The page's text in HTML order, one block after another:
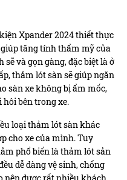
Xpander 2024 thiết thực
tăng tính thẩm mỹ của
và gọn gàng, đặc biệt là ở
thảm lót sàn sẽ giúp ngăn
sàn xe không bị ẩm mốc,
bên trong xe.
loại thảm lót sàn khác
cho xe của mình. Tuy
phổ biến là thảm lót sản
dễ dàng vệ sinh, chống